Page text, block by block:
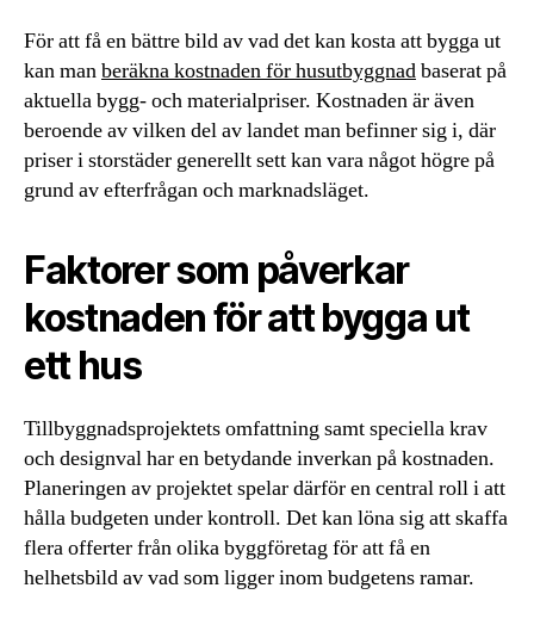
För att få en bättre bild av vad det kan kosta att bygga ut
kan manberäkna kostnaden för husutbyggnadbaserat på
aktuella bygg- och materialpriser. Kostnaden är även
beroende av vilken del av landet man befinner sig i, där
priser i storstäder generellt sett kan vara något högre på
grund av efterfrågan och marknadsläget.
Faktorer som påverkar
kostnaden för att bygga ut
ett hus
Tillbyggnadsprojektets omfattning samt speciella krav
och designval har en betydande inverkan på kostnaden.
Planeringen av projektet spelar därför en central roll i att
hålla budgeten under kontroll. Det kan löna sig att skaffa
flera offerter från olika byggföretag för att få en
helhetsbild av vad som ligger inom budgetens ramar.